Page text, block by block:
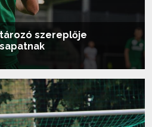
szereplője
olvasom...